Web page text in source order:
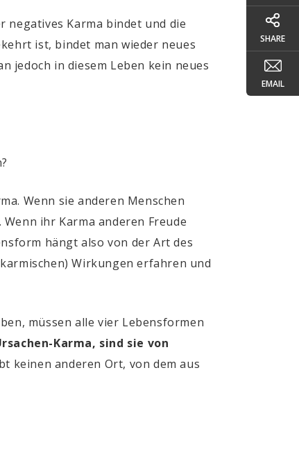
negatives Karma bindet und die
ist, bindet man wieder neues
jedoch in diesem Leben kein neues
Wenn sie anderen Menschen
ihr Karma anderen Freude
hängt also von der Art des
Wirkungen erfahren und
müssen alle vier Lebensformen
Karma, sind sie von
keinen anderen Ort, von dem aus
SHARE
EMAIL